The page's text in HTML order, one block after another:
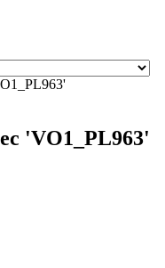
'VO1_PL963'